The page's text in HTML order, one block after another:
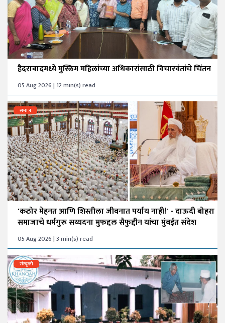
हैदराबादमध्ये मुस्लिम महिलांच्या अधिकारांसाठी विचारवंतांचे चिंतन
05 Aug 2026 | 12 min(s) read
समाज
'कठोर मेहनत आणि शिस्तीला जीवनात पर्याय नाही!' - दाऊदी बोहरा
समाजाचे धर्मगुरू सय्यदना मुफद्दल सैफुद्दीन यांचा मुंबईत संदेश
05 Aug 2026 | 3 min(s) read
संस्कृती